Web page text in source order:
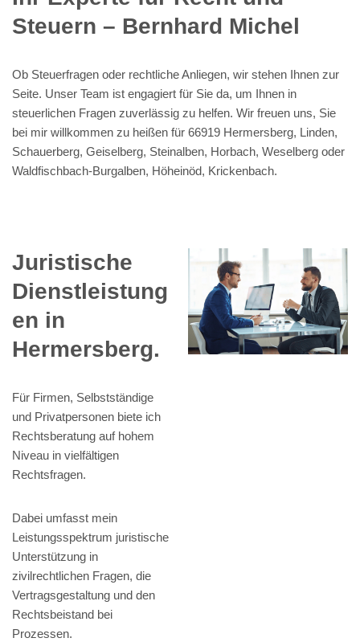
Steuern – Bernhard Michel
Ob Steuerfragen oder rechtliche Anliegen, wir stehen Ihnen zur
Seite. Unser Team ist engagiert für Sie da, um Ihnen in
steuerlichen Fragen zuverlässig zu helfen. Wir freuen uns, Sie
bei mir willkommen zu heißen für 66919 Hermersberg, Linden,
Schauerberg, Geiselberg, Steinalben, Horbach, Weselberg oder
Waldfischbach-Burgalben, Höheinöd, Krickenbach.
Juristische
Dienstleistung
en in
Hermersberg.
Für Firmen, Selbstständige
und Privatpersonen biete ich
Rechtsberatung auf hohem
Niveau in vielfältigen
Rechtsfragen.
Dabei umfasst mein
Leistungsspektrum juristische
Unterstützung in
zivilrechtlichen Fragen, die
Vertragsgestaltung und den
Rechtsbeistand bei
Prozessen.